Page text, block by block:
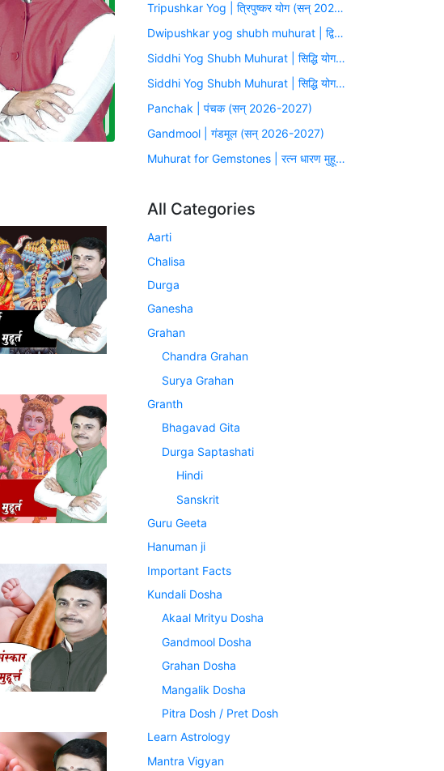
Tripushkar Yog | त्रिपुष्कर योग (सन् 2026-2027)
Dwipushkar yog shubh muhurat | द्विपुष्कर योग (सन् 2026-2027)
Siddhi Yog Shubh Muhurat | सिद्धि योग (सन् 2026-2027)
Siddhi Yog Shubh Muhurat | सिद्धि योग (सन् 2026-2027)
Panchak | पंचक (सन् 2026-2027)
Gandmool | गंडमूल (सन् 2026-2027)
Muhurat for Gemstones | रत्न धारण मुहूर्त (सन् 2026-2027)
All Categories
Aarti
Chalisa
Durga
Ganesha
Grahan
Chandra Grahan
Surya Grahan
Granth
Bhagavad Gita
Durga Saptashati
Hindi
Sanskrit
Guru Geeta
Hanuman ji
Important Facts
Kundali Dosha
Akaal Mrityu Dosha
Gandmool Dosha
Grahan Dosha
Mangalik Dosha
Pitra Dosh / Pret Dosh
Learn Astrology
Mantra Vigyan